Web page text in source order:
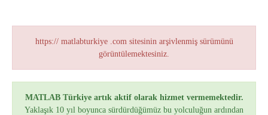
https:// matlabturkiye .com sitesinin arşivlenmiş sürümünü
görüntülemektesiniz.
MATLAB Türkiye artık aktif olarak hizmet vermemektedir.
Yaklaşık 10 yıl boyunca sürdürdüğümüz bu yolculuğun ardından